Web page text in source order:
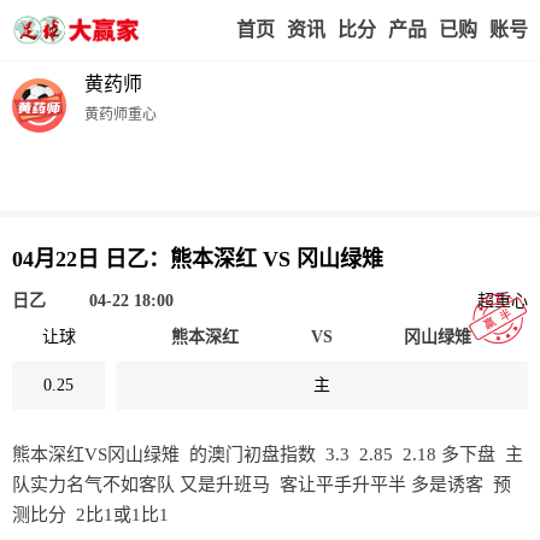
首页 赢家视点赛事比分实战版入口
我的
黄药师
黄药师重心
04月22日 日乙：熊本深红 VS 冈山绿雉
日乙
04-22 18:00
熊本深红
VS 冈山绿雉
超重心
让球
0.25 主
熊本深红VS冈山绿雉 的澳门初盘指数 3.3 2.85 2.18 多下盘 主
队实力名气不如客队 又是升班马 客让平手升平半 多是诱客 预
测比分 2比1或1比1